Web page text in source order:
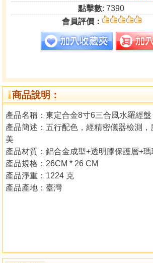
點擊數: 7390
會員評價：
商品說明：
產品名稱：東定合金8寸6三合風水羅經盤
產品簡述：五行配色，經精密儀器檢測
美
產品材質：鋁合金成型+透明膠保護層+
產品規格：26CM * 26 CM
產品淨重：1224 克
產品產地：臺灣